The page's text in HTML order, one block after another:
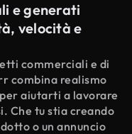
e generati
velocità e
commerciali e di
combina realismo
aiutarti a lavorare
Che tu stia creando
o un annuncio